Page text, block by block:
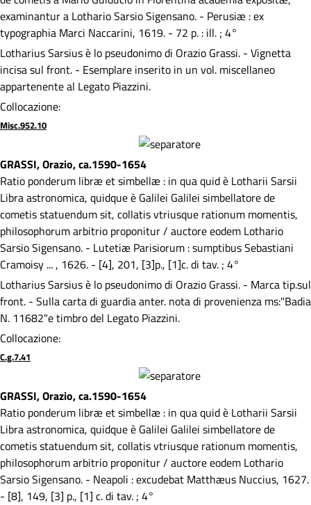
examinantur a Lothario Sarsio Sigensano. - Perusiæ : ex
typographia Marci Naccarini, 1619. - 72 p. : ill. ; 4°
Lotharius Sarsius è lo pseudonimo di Orazio Grassi. - Vignetta
incisa sul front. - Esemplare inserito in un vol. miscellaneo
appartenente al Legato Piazzini.
Collocazione:
Misc.952.10
GRASSI, Orazio, ca.1590-1654
Ratio ponderum libræ et simbellæ : in qua quid è Lotharii Sarsii
Libra astronomica, quidque è Galilei Galilei simbellatore de
cometis statuendum sit, collatis vtriusque rationum momentis,
philosophorum arbitrio proponitur / auctore eodem Lothario
Sarsio Sigensano. - Lutetiæ Parisiorum : sumptibus Sebastiani
Cramoisy ... , 1626. - [4], 201, [3]p., [1]c. di tav. ; 4°
Lotharius Sarsius è lo pseudonimo di Orazio Grassi. - Marca tip.sul
front. - Sulla carta di guardia anter. nota di provenienza ms:"Badia
N. 11682"e timbro del Legato Piazzini.
Collocazione:
C.g.7.41
GRASSI, Orazio, ca.1590-1654
Ratio ponderum libræ et simbellæ : in qua quid è Lotharii Sarsii
Libra astronomica, quidque è Galilei Galilei simbellatore de
cometis statuendum sit, collatis vtriusque rationum momentis,
philosophorum arbitrio proponitur / auctore eodem Lothario
Sarsio Sigensano. - Neapoli : excudebat Matthæus Nuccius, 1627.
- [8], 149, [3] p., [1] c. di tav. ; 4°